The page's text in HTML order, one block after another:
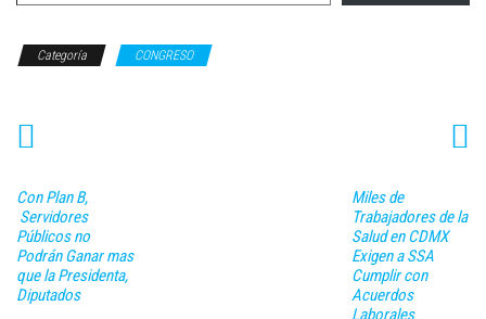
Categoría CONGRESO
Con Plan B,
Servidores
Públicos no
Podrán Ganar mas
que la Presidenta,
Diputados
Miles de
Trabajadores de la
Salud en CDMX
Exigen a SSA
Cumplir con
Acuerdos
Laborales